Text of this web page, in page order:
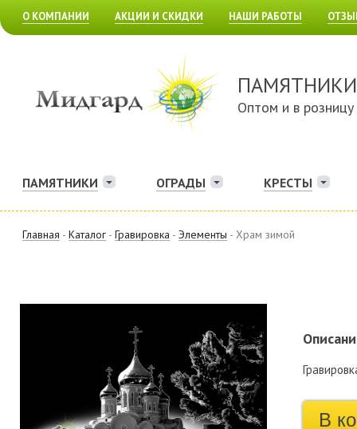
О КОМПАНИИ АКЦИИ И СКИДКИ НАШИ РАБОТЫ
ПАМЯТНИКИ
Оптом и в розницу
ПАМЯТНИКИ ОГРАДЫ КРЕСТЫ
Главная - Каталог - Гравировка - Элементы - Храм зимой
В